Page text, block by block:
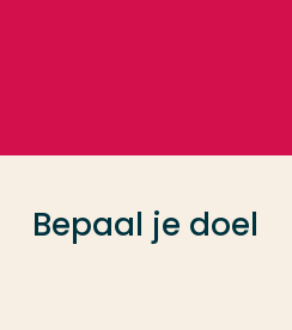
Bepaal je doel
Opleiding